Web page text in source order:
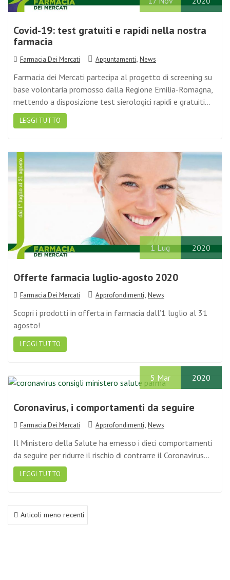
farmacia
Farmacia Dei Mercati
Farmacia dei Mercati partecipa al progetto di screening su
base volontaria promosso dalla Regione Emilia-Romagna,
mettendo a disposizione test sierologici rapidi e gratuiti…
1Lug 2020
Farmacia Dei Mercati Approfondimenti,News
Scopri i prodotti in offerta in farmacia dall’1 luglio al 31
agosto!
LEGGI TUTTO
5Mar 2020
Farmacia Dei Mercati Approfondimenti News
Il Ministero della Salute ha emesso i dieci comportamenti
da seguire per ridurre il rischio di contrarre il Coronavirus…
LEGGI TUTTO
N